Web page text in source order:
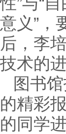
意义”，
后，李
技术的
图书
的精彩
的同学